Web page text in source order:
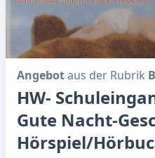
Angebotaus der Rubrik
HW-
Gute Nacht-
Hörspiel/